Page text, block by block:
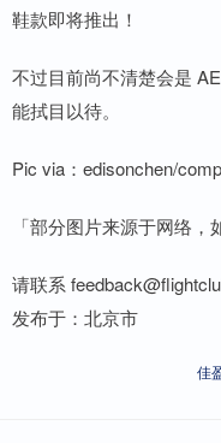
鞋款即将推出！
不过目前尚不清楚会是
能拭目以待。
Pic via：edisonchen/
「部分图片来源于网络，
请联系
发布于：北京市
佳